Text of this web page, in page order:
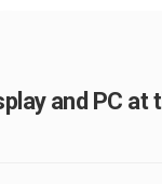
and PC at